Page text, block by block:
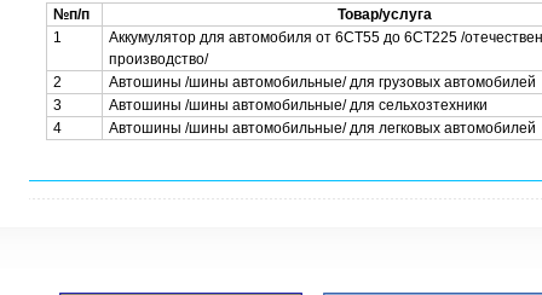
№п/п
Товар/услуга
1
Аккумулятор для автомобиля от 6СТ55 до 6СТ225 /
производство/
2
Автошины /шины автомобильные/ для грузовых автомобилей
3
Автошины /шины автомобильные/ для сельхозтехники
4
Автошины /шины автомобильные/ для легковых автомобилей